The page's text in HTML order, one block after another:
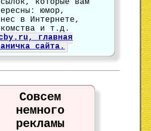
которые вам
юмор,
в Интернете,
и т.д.
главная
сайта.
Совсем
немного
рекламы